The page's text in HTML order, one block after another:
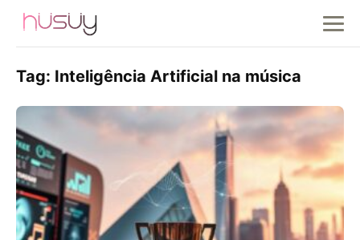
Tag: Inteligência Artificial na música